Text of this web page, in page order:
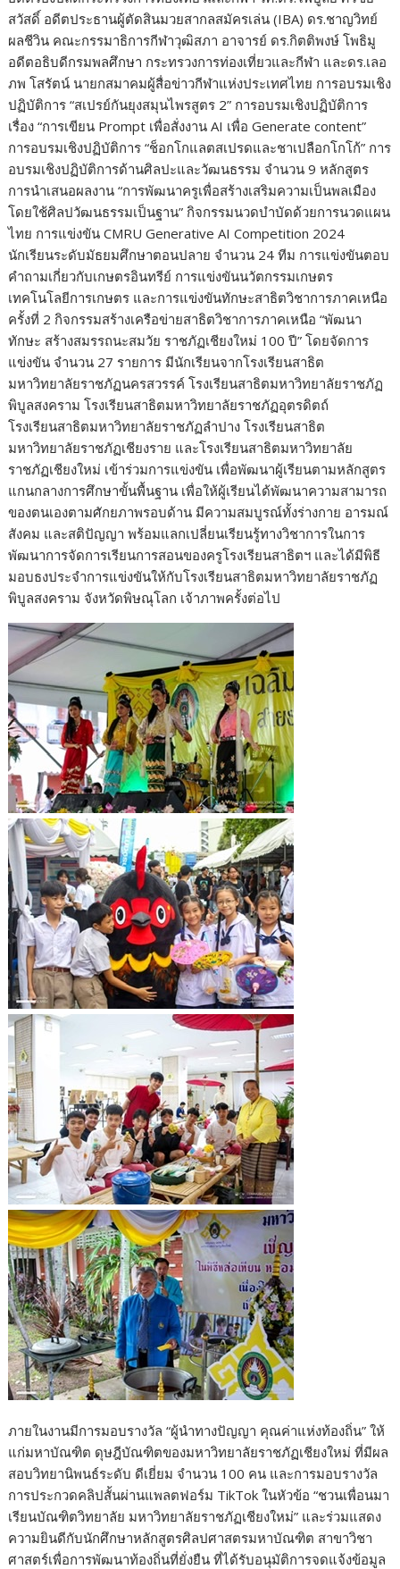
สวัสดิ์ อดีตประธานผู้ตัดสินมวยสากลสมัครเล่น (IBA) ดร.ชาญวิทย์
ผลชีวิน คณะกรรมาธิการกีฬาวุฒิสภา อาจารย์ ดร.กิตติพงษ์ โพธิมู
อดีตอธิบดีกรมพลศึกษา กระทรวงการท่องเที่ยวและกีฬา และดร.เลอ
ภพ โสรัตน์ นายกสมาคมผู้สื่อข่าวกีฬาแห่งประเทศไทย การอบรมเชิง
ปฏิบัติการ “สเปรย์กันยุงสมุนไพรสูตร 2” การอบรมเชิงปฏิบัติการ
เรื่อง “การเขียน Prompt เพื่อสั่งงาน AI เพื่อ Generate content”
การอบรมเชิงปฏิบัติการ “ช็อกโกแลตสเปรดและชาเปลือกโกโก้” การ
อบรมเชิงปฏิบัติการด้านศิลปะและวัฒนธรรม จำนวน 9 หลักสูตร
การนำเสนอผลงาน “การพัฒนาครูเพื่อสร้างเสริมความเป็นพลเมือง
โดยใช้ศิลปวัฒนธรรมเป็นฐาน” กิจกรรมนวดบำบัดด้วยการนวดแผน
ไทย การแข่งขัน CMRU Generative AI Competition 2024
นักเรียนระดับมัธยมศึกษาตอนปลาย จำนวน 24 ทีม การแข่งขันตอบ
คำถามเกี่ยวกับเกษตรอินทรีย์ การแข่งขันนวัตกรรมเกษตร
เทคโนโลยีการเกษตร และการแข่งขันทักษะสาธิตวิชาการภาคเหนือ
ครั้งที่ 2 กิจกรรมสร้างเครือข่ายสาธิตวิชาการภาคเหนือ “พัฒนา
ทักษะ สร้างสมรรถนะสมวัย ราชภัฏเชียงใหม่ 100 ปี” โดยจัดการ
แข่งขัน จำนวน 27 รายการ มีนักเรียนจากโรงเรียนสาธิต
มหาวิทยาลัยราชภัฏนครสวรรค์ โรงเรียนสาธิตมหาวิทยาลัยราชภัฏ
พิบูลสงคราม โรงเรียนสาธิตมหาวิทยาลัยราชภัฏอุตรดิตถ์
โรงเรียนสาธิตมหาวิทยาลัยราชภัฏลำปาง โรงเรียนสาธิต
มหาวิทยาลัยราชภัฏเชียงราย และโรงเรียนสาธิตมหาวิทยาลัย
ราชภัฏเชียงใหม่ เข้าร่วมการแข่งขัน เพื่อพัฒนาผู้เรียนตามหลักสูตร
แกนกลางการศึกษาขั้นพื้นฐาน เพื่อให้ผู้เรียนได้พัฒนาความสามารถ
ของตนเองตามศักยภาพรอบด้าน มีความสมบูรณ์ทั้งร่างกาย อารมณ์
สังคม และสติปัญญา พร้อมแลกเปลี่ยนเรียนรู้ทางวิชาการในการ
พัฒนาการจัดการเรียนการสอนของครูโรงเรียนสาธิตฯ และได้มีพิธี
มอบธงประจำการแข่งขันให้กับโรงเรียนสาธิตมหาวิทยาลัยราชภัฏ
พิบูลสงคราม จังหวัดพิษณุโลก เจ้าภาพครั้งต่อไป
ภายในงานมีการมอบรางวัล “ผู้นำทางปัญญา คุณค่าแห่งท้องถิ่น” ให้
แก่มหาบัณฑิต ดุษฎีบัณฑิตของมหาวิทยาลัยราชภัฏเชียงใหม่ ที่มีผล
สอบวิทยานิพนธ์ระดับ ดีเยี่ยม จำนวน 100 คน และการมอบรางวัล
การประกวดคลิปสั้นผ่านแพลตฟอร์ม TikTok ในหัวข้อ “ชวนเพื่อนมา
เรียนบัณฑิตวิทยาลัย มหาวิทยาลัยราชภัฏเชียงใหม่” และร่วมแสดง
ความยินดีกับนักศึกษาหลักสูตรศิลปศาสตรมหาบัณฑิต สาขาวิชา
ศาสตร์เพื่อการพัฒนาท้องถิ่นที่ยั่งยืน ที่ได้รับอนุมัติการจดแจ้งข้อมูล